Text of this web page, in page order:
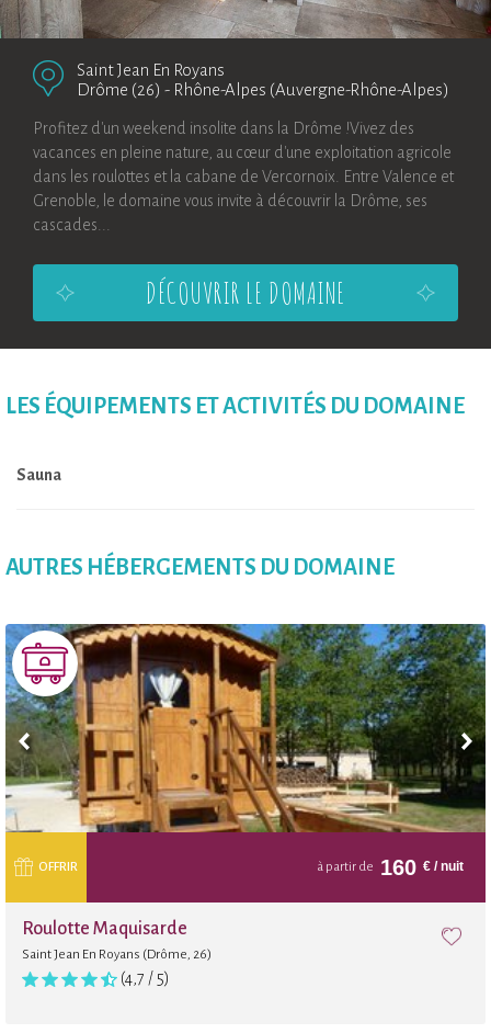
Saint Jean En Royans
Drôme (26) - Rhône-Alpes (Auvergne-Rhône-Alpes)
Profitez d'un weekend insolite dans la Drôme !Vivez des
vacances en pleine nature, au cœur d'une exploitation agricole
dans les roulottes et la cabane de Vercornoix. Entre Valence et
Grenoble, le domaine vous invite à découvrir la Drôme, ses
cascades...
DÉCOUVRIR LE DOMAINE
LES ÉQUIPEMENTS ET ACTIVITÉS DU DOMAINE
Sauna
AUTRES HÉBERGEMENTS DU DOMAINE
OFFRIR à partir de 160 € / nuit
Roulotte Maquisarde
Saint Jean En Royans (Drôme, 26)
(4,7 / 5)